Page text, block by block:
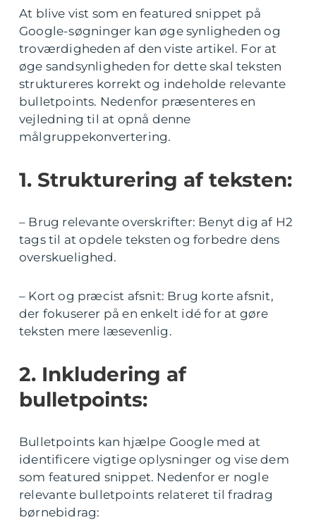
At blive vist som en featured snippet på
Google-søgninger kan øge synligheden og
troværdigheden af den viste artikel. For at
øge sandsynligheden for dette skal teksten
struktureres korrekt og indeholde relevante
bulletpoints. Nedenfor præsenteres en
vejledning til at opnå denne
målgruppekonvertering.
1. Strukturering af teksten:
– Brug relevante overskrifter: Benyt dig af H2
tags til at opdele teksten og forbedre dens
overskuelighed.
– Kort og præcist afsnit: Brug korte afsnit,
der fokuserer på en enkelt idé for at gøre
teksten mere læsevenlig.
2. Inkludering af
bulletpoints:
Bulletpoints kan hjælpe Google med at
identificere vigtige oplysninger og vise dem
som featured snippet. Nedenfor er nogle
relevante bulletpoints relateret til fradrag
børnebidrag: